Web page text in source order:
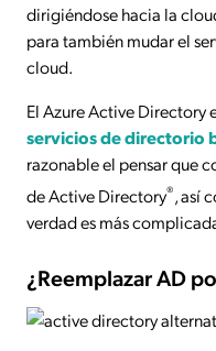
dirigiéndose hacia la
para también mudar el
cloud.
El Azure Active Directory
servicios de directorio
razonable el pensar que
de Active Directory®, así
verdad es más
¿Reemplazar AD